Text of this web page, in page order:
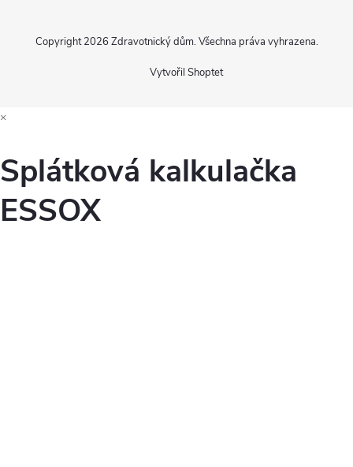
Vytvořil Shoptet
Copyright 2026 Zdravotnický dům. Všechna práva vyhrazena.
×
Splátková kalkulačka
ESSOX